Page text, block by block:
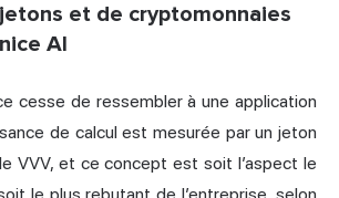
et de cryptomonnaies
AI
cesse de ressembler à une application
de calcul est mesurée par un jeton
VVV, et ce concept est soit l’aspect le